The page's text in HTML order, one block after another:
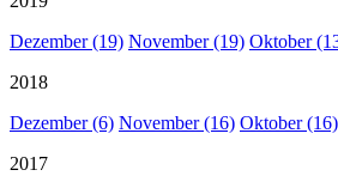
Dezember (19) November (19) Oktober
2018
Dezember (6) November (16) Oktober (16)
2017